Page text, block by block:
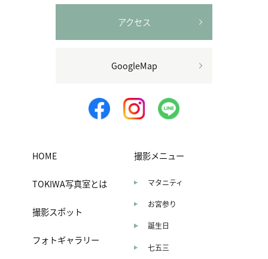
アクセス
GoogleMap
HOME
TOKIWA写真室とは
撮影スポット
フォトギャラリー
撮影メニュー
マタニティ
お宮参り
誕生日
七五三